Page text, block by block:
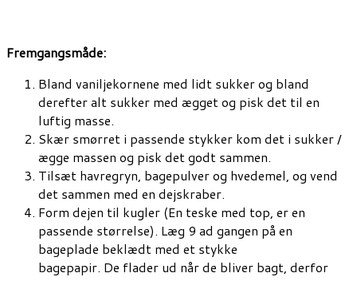
Fremgangsmåde:
Bland vaniljekornene med lidt sukker og bland
derefter alt sukker med ægget og pisk det til en
luftig masse.
Skær smørret i passende stykker kom det i sukker /
ægge massen og pisk det godt sammen.
Tilsæt havregryn, bagepulver og hvedemel, og vend
det sammen med en dejskraber.
Form dejen til kugler (En teske med top, er en
passende størrelse). Læg 9 ad gangen på en
bageplade beklædt med et stykke
bagepapir. De flader ud når de bliver bagt, derfor